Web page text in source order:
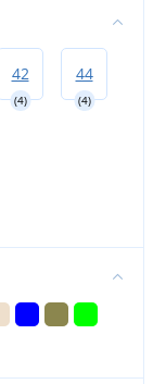
42
(4)
44
(4)